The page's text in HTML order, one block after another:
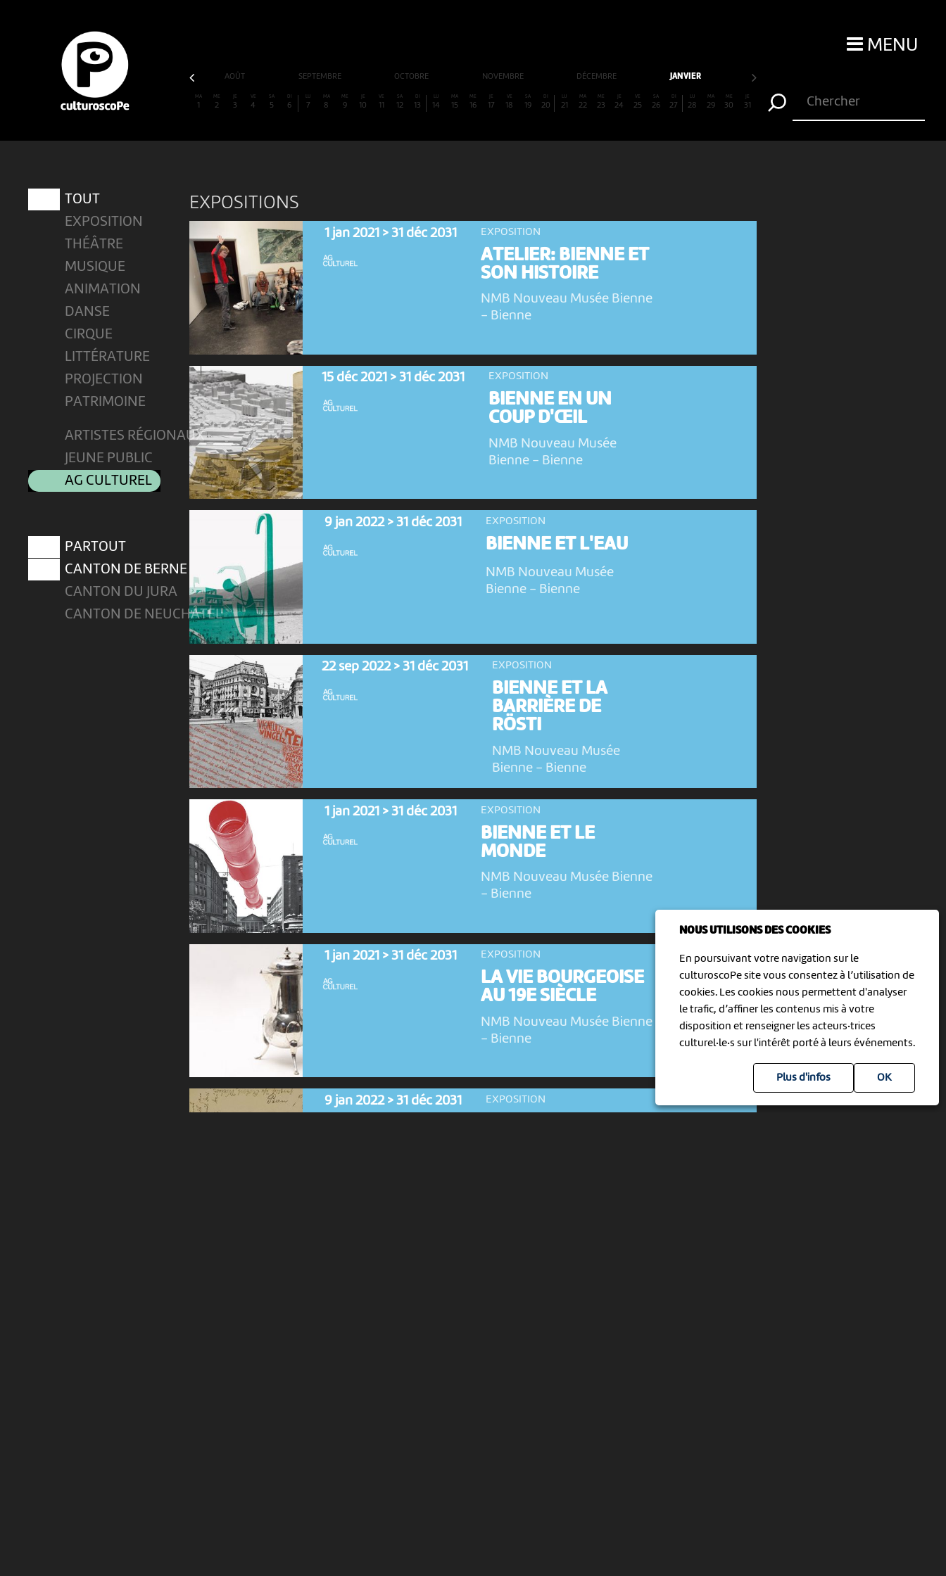
NOUS UTILISONS DES COOKIES
En poursuivant votre navigation sur le
culturoscoPe site vous consentez à l’utilisation de
cookies. Les cookies nous permettent d'analyser
le trafic, d’affiner les contenus mis à votre
disposition et renseigner les acteurs·trices
culturel·le·s sur l'intérêt porté à leurs événements.
Plus d'infos
MENU
AOÛT SEPTEMBRE OCTOBRE NOVEMBRE DÉCEMBRE JANVIER
MA
1
ME
2
JE
3
VE
4
SA
5
DI
6
LU
7
MA
8
ME
9
JE
10
VE
11
SA
12
DI
13
LU
14
MA
15
ME
16
JE
17
VE
18
SA
19
DI
20
LU
21
MA
22
ME
23
JE
24
VE
25
SA
26
DI
27
LU
28
MA
29
ME
30
JE
31
TOUT
EXPOSITION
THÉÂTRE
MUSIQUE
ANIMATION
DANSE
CIRQUE
LITTÉRATURE
PROJECTION
PATRIMOINE
ARTISTES RÉGIONAUX
JEUNE PUBLIC
AG CULTUREL
PARTOUT
CANTON DE BERNE
CANTON DU JURA
CANTON DE NEUCHÂTEL
EXPOSITIONS
1 jan 2021 > 31 déc 2031 EXPOSITION
ATELIER: BIENNE ET
SON HISTOIRE
NMB Nouveau Musée Bienne
- Bienne
15 déc 2021 > 31 déc 2031 EXPOSITION
BIENNE EN UN
COUP D'ŒIL
NMB Nouveau Musée
Bienne - Bienne
9 jan 2022 > 31 déc 2031 EXPOSITION
BIENNE ET L'EAU
NMB Nouveau Musée
Bienne - Bienne
22 sep 2022 > 31 déc 2031 EXPOSITION
BIENNE ET LA
BARRIÈRE DE
RÖSTI
NMB Nouveau Musée
Bienne - Bienne
1 jan 2021 > 31 déc 2031 EXPOSITION
BIENNE ET LE
MONDE
NMB Nouveau Musée Bienne
- Bienne
1 jan 2021 > 31 déc 2031 EXPOSITION
LA VIE BOURGEOISE
AU 19E SIÈCLE
NMB Nouveau Musée Bienne
- Bienne
9 jan 2022 > 31 déc 2031 EXPOSITION